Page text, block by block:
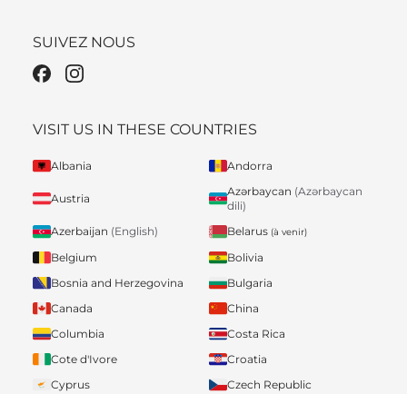
SUIVEZ NOUS
VISIT US IN THESE COUNTRIES
Albania Andorra
Austria
Azərbaycan (Azərbaycan
dili)
Azerbaijan (English) Belarus (à venir)
Belgium
Bolivia
Bosnia and Herzegovina
Bulgaria
Canada
China
Columbia
Costa Rica
Cote d'Ivore
Croatia
Cyprus
Czech Republic